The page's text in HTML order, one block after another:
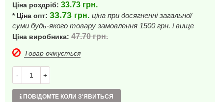
Ціна роздріб: 33.73 грн.
* Ціна опт: 33.73 грн. ціна при досягненні загальної
суми будь-якого товару замовлення 1500 грн. і вище
Ціна виробника: 47.70грн.
Товар очікується
- +
ПОВІДОМТЕ КОЛИ З'ЯВИТЬСЯ